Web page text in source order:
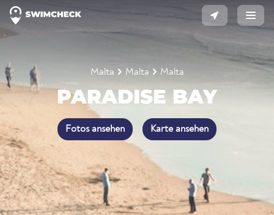
Malta Malta Malta
PARADISE BAY
Fotos ansehen Karte ansehen